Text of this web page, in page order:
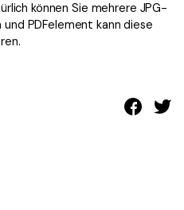
können Sie mehrere JPG-
PDFelement kann diese